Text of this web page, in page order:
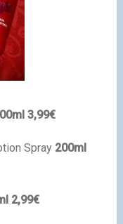
3,99€
Spray 200ml
2,99€